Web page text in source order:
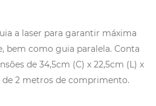
a laser para garantir máxima
bem como guia paralela. Conta
de 34,5cm (C) x 22,5cm (L) x
2 metros de comprimento.